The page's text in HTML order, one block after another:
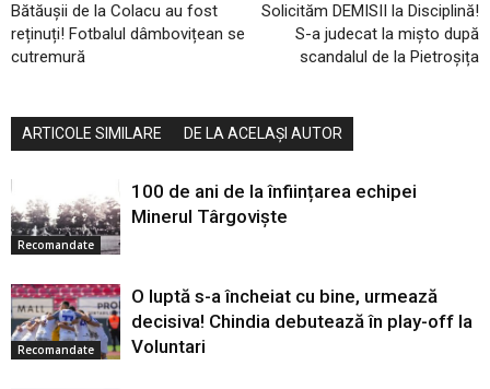
Bătăușii de la Colacu au fost
reținuți! Fotbalul dâmbovițean se
cutremură
Solicităm DEMISII la Disciplină!
S-a judecat la mișto după
scandalul de la Pietroșița
ARTICOLE SIMILARE DE LA ACELAȘI AUTOR
Recomandate
100 de ani de la înființarea echipei
Minerul Târgoviște
Recomandate
O luptă s-a încheiat cu bine, urmează
decisiva! Chindia debutează în play-off la
Voluntari